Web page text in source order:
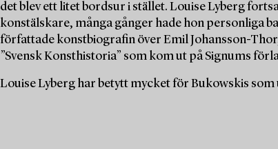
det blev ett litet bordsur i stället. Louise Lyberg
konstälskare, många gånger hade hon personliga
författade konstbiografin över Emil Johansson-
”Svensk Konsthistoria” som kom ut på Signums
Louise Lyberg har betytt mycket för Bukowskis